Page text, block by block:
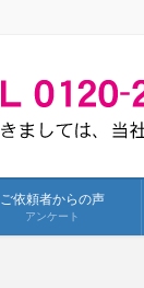
ご依頼者からの声
アンケート